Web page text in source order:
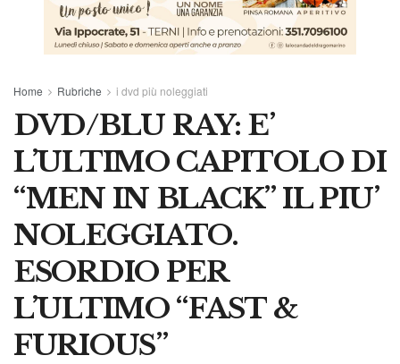
Home Rubriche i dvd più noleggiati
DVD/BLU RAY: E’
L’ULTIMO CAPITOLO DI
“MEN IN BLACK” IL PIU’
NOLEGGIATO.
ESORDIO PER
L’ULTIMO “FAST &
FURIOUS”